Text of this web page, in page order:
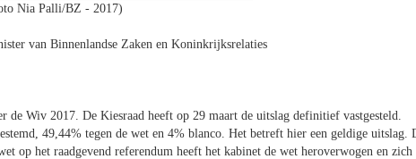
Nia Palli/BZ - 2017)
van Binnenlandse Zaken en Koninkrijksrelaties
de Wiv 2017. De Kiesraad heeft op 29 maart de uitslag definitief vastgesteld.
49,44% tegen de wet en 4% blanco. Het betreft hier een geldige uitslag.
op het raadgevend referendum heeft het kabinet de wet heroverwogen en zich